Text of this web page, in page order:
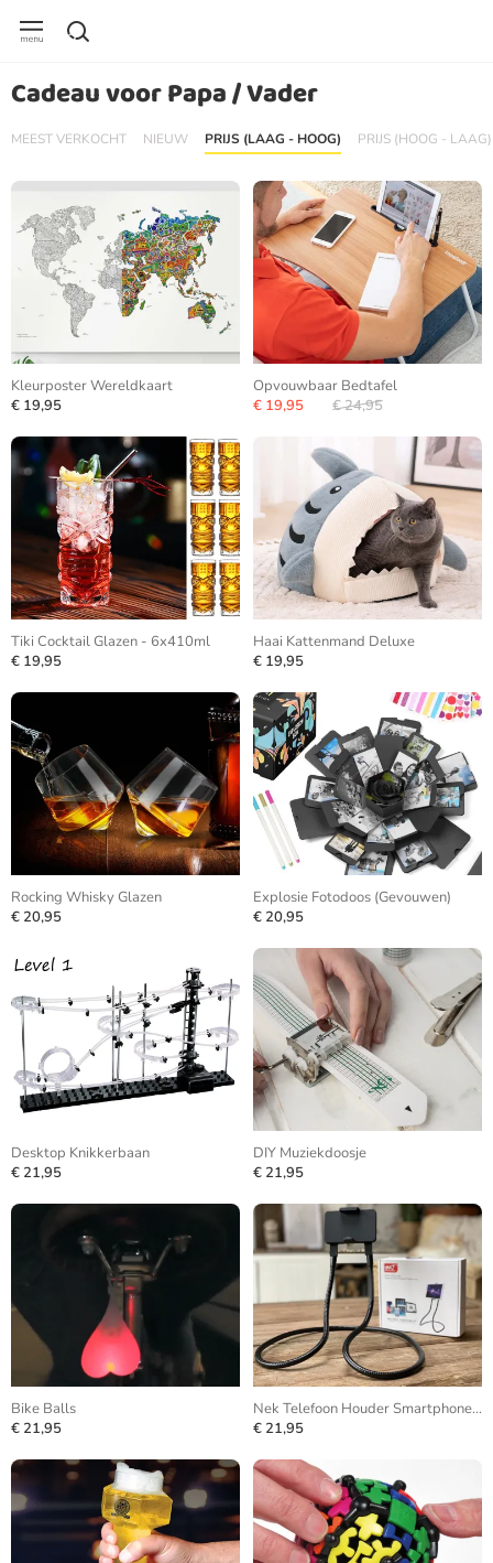
Cadeau voor Papa / Vader
MEEST VERKOCHT NIEUW PRIJS (LAAG - HOOG) PRIJS (HOOG - LAAG)
Kleurposter Wereldkaart
€ 19,95
Opvouwbaar Bedtafel
€ 19,95
€ 24,95
Tiki Cocktail Glazen - 6x410ml
€ 19,95
Haai Kattenmand Deluxe
€ 19,95
Rocking Whisky Glazen
€ 20,95
Explosie Fotodoos (Gevouwen)
€ 20,95
Desktop Knikkerbaan
€ 21,95
DIY Muziekdoosje
€ 21,95
Bike Balls
€ 21,95
Nek Telefoon Houder Smartphone Statief
€ 21,95